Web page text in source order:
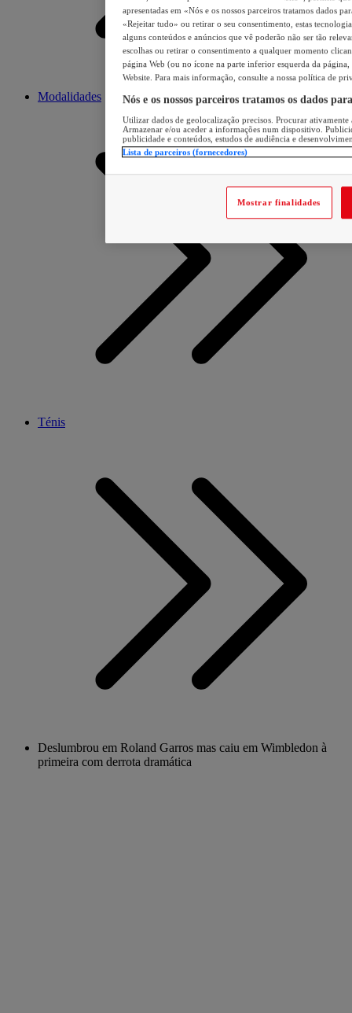
Modalidades
Ténis
Deslumbrou em Roland Garros mas caiu em Wimbledon à
primeira com derrota dramática
apresentadas em «Nós e os nossos parceiros tratamos dados
«Rejeitar tudo» ou retirar o seu consentimento, estas
alguns conteúdos e anúncios que vê poderão não ser tão
escolhas ou retirar o consentimento a qualquer momento
página Web (ou no ícone na parte inferior esquerda da página,
Website. Para mais informação, consulte a nossa política de
Nós e os nossos parceiros tratamos os dados
Utilizar dados de geolocalização precisos. Procurar
Armazenar e/ou aceder a informações num dispositivo.
publicidade e conteúdos, estudos de audiência e
Lista de parceiros (fornecedores)
Mostrar finalidades